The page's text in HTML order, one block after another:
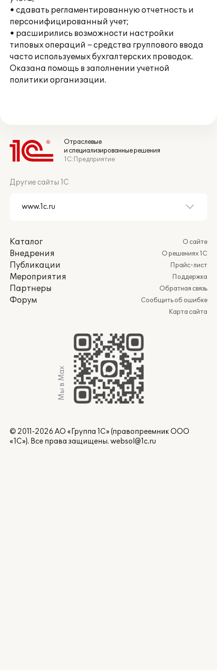
• сдавать регламентированную отчетность и
персонифицированный учет;
• расширились возможности настройки
типовых операций – средства группового ввода
часто используемых бухгалтерских проводок.
Оказана помощь в заполнении учетной
политики организации.
Отраслевые
и специализированные решения
1С:Предприятие
Другие сайты 1С
Каталог
Внедрения
Публикации
Мероприятия
Партнеры
Форум
О сайте
О решениях 1С
Прайс-лист
Поддержка
Обратная связь
Сообщить об ошибке
Карта сайта
Мы в Max
© 2011-2026 АО «Группа 1С» (правопреемник ООО
«1С»). Все права защищены. websol@1c.ru